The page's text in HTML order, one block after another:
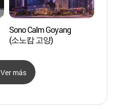
Sono Calm Goyang
(소노캄 고양)
Ver más